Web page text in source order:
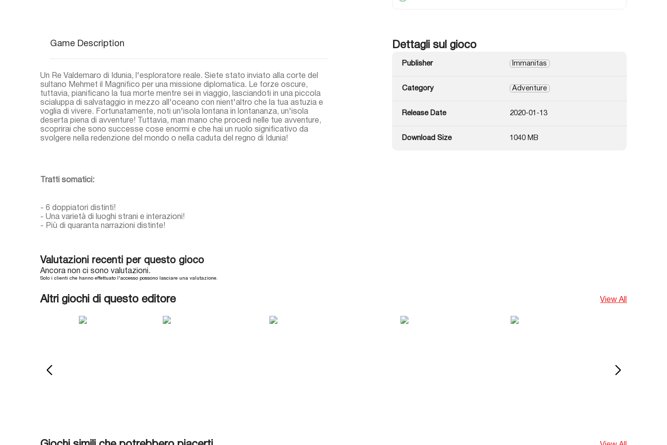
Game Description
Un Re Valdemaro di Idunia, l'esploratore reale. Siete stato inviato alla corte del
sultano Mehmet il Magnifico per una missione diplomatica. Le forze oscure,
tuttavia, pianificano la tua morte mentre sei in viaggio, lasciandoti in una piccola
scialuppa di salvataggio in mezzo all'oceano con nient'altro che la tua astuzia e
voglia di vivere. Fortunatamente, noti un'isola lontana in lontananza, un'isola
deserta piena di avventure! Tuttavia, man mano che procedi nelle tue avventure,
scoprirai che sono successe cose enormi e che hai un ruolo significativo da
svolgere nella redenzione del mondo o nella caduta del regno di Idunia!
Tratti somatici:
- 6 doppiatori distinti!
- Una varietà di luoghi strani e interazioni!
- Più di quaranta narrazioni distinte!
Dettagli sul gioco
Publisher Immanitas
Category Adventure
Release Date 2020-01-13
Download Size 1040 MB
Valutazioni recenti per questo gioco
Ancora non ci sono valutazioni.
Solo i clienti che hanno effettuato l'accesso possono lasciare una valutazione.
Altri giochi di questo editore View All